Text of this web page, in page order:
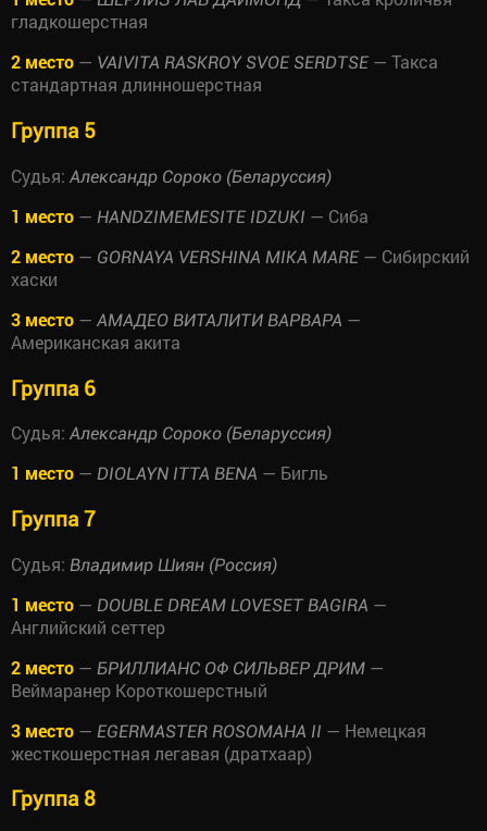
гладкошерстная
2 место — VAIVITA RASKROY SVOE SERDTSE — Такса
стандартная длинношерстная
Группа 5
Судья: Александр Сороко (Беларуссия)
1 место — HANDZIMEMESITE IDZUKI — Сиба
2 место — GORNAYA VERSHINA MIKA MARE — Сибирский
хаски
3 место — АМАДЕО ВИТАЛИТИ ВАРВАРА —
Американская акита
Группа 6
Судья: Александр Сороко (Беларуссия)
1 место — DIOLAYN ITTA BENA — Бигль
Группа 7
Судья: Владимир Шиян (Россия)
1 место — DOUBLE DREAM LOVESET BAGIRA —
Английский сеттер
2 место — БРИЛЛИАНС ОФ СИЛЬВЕР ДРИМ —
Веймаранер Короткошерстный
3 место — EGERMASTER ROSOMAHA II — Немецкая
жесткошерстная легавая (дратхаар)
Группа 8